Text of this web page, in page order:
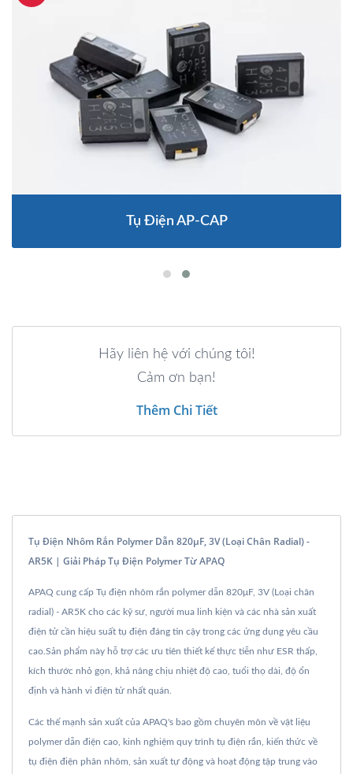
Tụ Điện AP-CAP
Hãy liên hệ với chúng tôi!
Cảm ơn bạn!
Thêm Chi Tiết
Tụ Điện Nhôm Rắn Polymer Dẫn 820μF, 3V (Loại Chân Radial) -
AR5K | Giải Pháp Tụ Điện Polymer Từ APAQ
APAQ cung cấp Tụ điện nhôm rắn polymer dẫn 820μF, 3V (Loại chân
radial) - AR5K cho các kỹ sư, người mua linh kiện và các nhà sản xuất
điện tử cần hiệu suất tụ điện đáng tin cậy trong các ứng dụng yêu cầu
cao.Sản phẩm này hỗ trợ các ưu tiên thiết kế thực tiễn như ESR thấp,
kích thước nhỏ gọn, khả năng chịu nhiệt độ cao, tuổi thọ dài, độ ổn
định và hành vi điện tử nhất quán.
Các thế mạnh sản xuất của APAQ's bao gồm chuyên môn về vật liệu
polymer dẫn điện cao, kinh nghiệm quy trình tụ điện rắn, kiến thức về
tụ điện điện phân nhôm, sản xuất tự động và hoạt động tập trung vào